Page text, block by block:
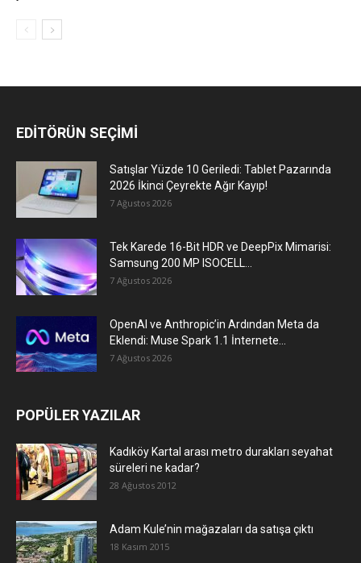
EDİTÖRÜN SEÇİMİ
Satışlar Yüzde 10 Geriledi: Tablet Pazarında
2026 İkinci Çeyrekte Ağır Kayıp!
7 Ağustos 2026
Tek Karede 16-Bit HDR ve DeepPix Mimarisi:
Samsung 200 MP ISOCELL...
7 Ağustos 2026
OpenAI ve Anthropic’in Ardından Meta da
Eklendi: Muse Spark 1.1 İnternete...
7 Ağustos 2026
POPÜLER YAZILAR
Kadıköy Kartal arası metro durakları seyahat
süreleri ne kadar?
28 Ağustos 2012
Adam Kule’nin mağazaları da satışa çıktı
18 Kasım 2015